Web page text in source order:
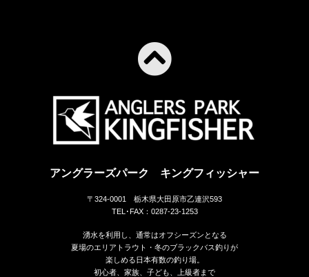
アングラーズパーク キングフィッシャー
〒324-0001 栃木県大田原市乙連沢593
TEL･FAX：0287-23-1253
湧水を利用し、通常はオフシーズンとなる
夏場のエリアトラウト・冬のブラックバス釣りが
楽しめる日本有数の釣り場。
初心者、家族、子ども、上級者まで